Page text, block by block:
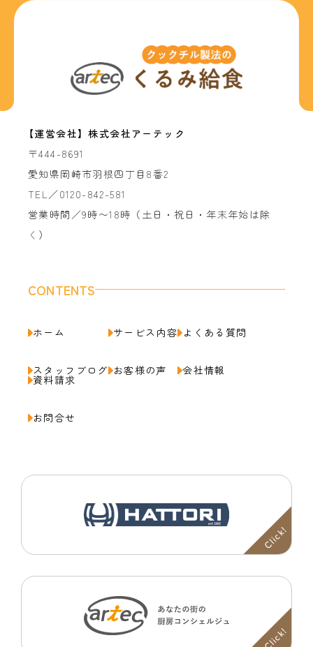
【運営会社】株式会社アーテック
〒444-8691
愛知県岡崎市羽根四丁目8番2
TEL／0120-842-581
営業時間／9時〜18時（土日・祝日・年末年始は除
く）
CONTENTS
ホーム
スタッフブログ
サービス内容
お客様の声
よくある質問
会社情報
資料請求
お問合せ
Click!
Click!